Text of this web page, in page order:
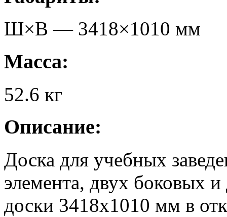
Ш×В — 3418×1010 мм
Масса:
52.6 кг
Описание:
Доска для учебных
элемента, двух боковых
доски 3418х1010 мм в